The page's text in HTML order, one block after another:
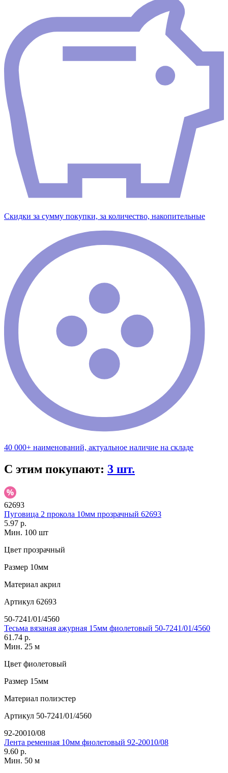
Скидки за сумму покупки, за количество, накопительные
40 000+ наименований, актуальное наличие на складе
С этим покупают: 3 шт.
62693
Пуговица 2 прокола 10мм прозрачный 62693
5.97 р.
Мин. 100 шт
Цвет прозрачный
Размер 10мм
Материал акрил
Артикул 62693
50-7241/01/4560
Тесьма вязаная ажурная 15мм фиолетовый 50-7241/01/4560
61.74 р.
Мин. 25 м
Цвет фиолетовый
Размер 15мм
Материал полиэстер
Артикул 50-7241/01/4560
92-20010/08
Лента ременная 10мм фиолетовый 92-20010/08
9.60 р.
Мин. 50 м